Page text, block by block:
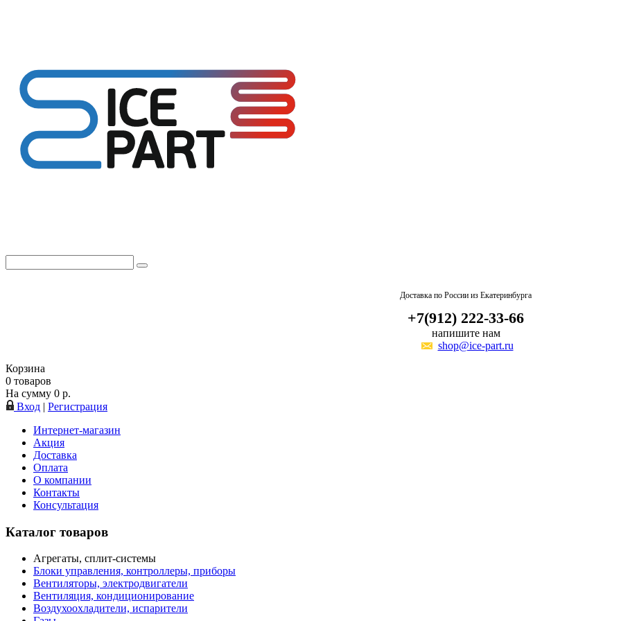
Доставка по России из Екатеринбурга
+7(912) 222-33-66
напишите нам
shop@ice-part.ru
Корзина
0 товаров
На сумму 0 р.
Вход | Регистрация
Интернет-магазин
Акция
Доставка
Оплата
О компании
Контакты
Консультация
Каталог товаров
Агрегаты, сплит-системы
Блоки управления, контроллеры, приборы
Вентиляторы, электродвигатели
Вентиляция, кондиционирование
Воздухоохладители, испарители